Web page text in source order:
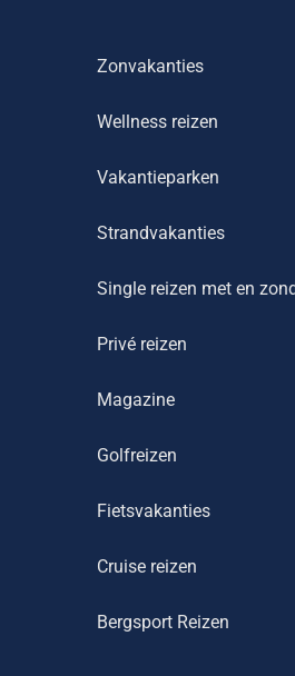
Zonvakanties
Wellness reizen
Vakantieparken
Strandvakanties
Single reizen met en
Privé reizen
Magazine
Golfreizen
Fietsvakanties
Cruise reizen
Bergsport Reizen